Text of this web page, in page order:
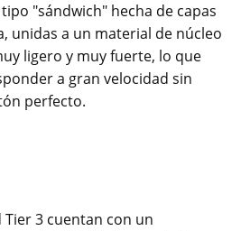
"sándwich" hecha de capas
unidas a un material de núcleo
ligero y muy fuerte, lo que
a gran velocidad sin
perfecto.
3 cuentan con un